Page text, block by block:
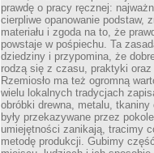
prawdę o pracy ręcznej:
cierpliwe opanowanie podstaw,
materiału i zgoda na to, że
powstaje w pośpiechu. Ta
dziedziny i przypomina, że
rodzą się z czasu, praktyki oraz
Rzemiosło ma też ogromną
wielu lokalnych tradycjach
obróbki drewna, metalu,
były przekazywane przez
umiejętności zanikają, tracimy
metodę produkcji. Gubimy